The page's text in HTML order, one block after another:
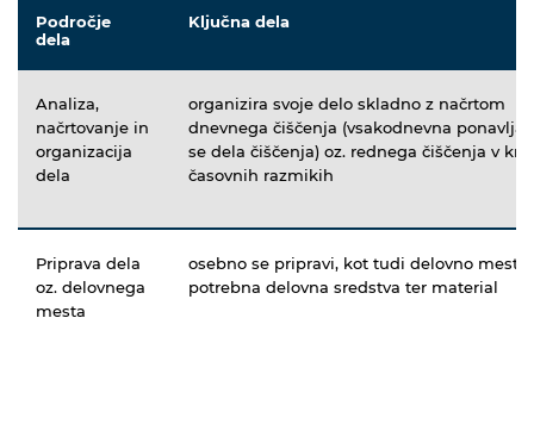
Področje
dela
Ključna dela
Analiza,
načrtovanje in
organizacija
dela
organizira svoje delo skladno z načrtom
dnevnega čiščenja (vsakodnevna
se dela čiščenja) oz. rednega čiščenja v
časovnih razmikih
Priprava dela
oz. delovnega
mesta
osebno se pripravi, kot tudi delovno mesto
potrebna delovna sredstva ter material